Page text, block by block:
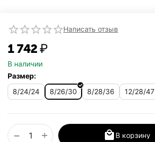
Написать отзыв
1 742₽
В наличии
Размер:
8/24/24
8/26/30 8/28/36 12/28/47
+
− В корзину